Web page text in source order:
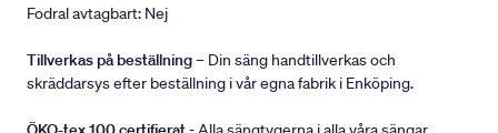
Fodral avtagbart: Nej
Tillverkas på beställning– Din säng handtillverkas och
skräddarsys efter beställning i vår egna fabrik i Enköping.